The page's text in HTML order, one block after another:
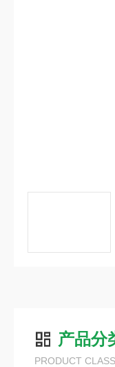
产品分
PRODUCT